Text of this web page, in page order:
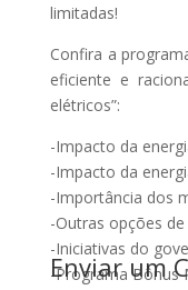
limitadas!
Confira a
eficiente e
elétricos”:
-Impacto da
-Impacto da
-Importância dos
-Outras opções
-Iniciativas do
-Programa Bônus
Enviar um